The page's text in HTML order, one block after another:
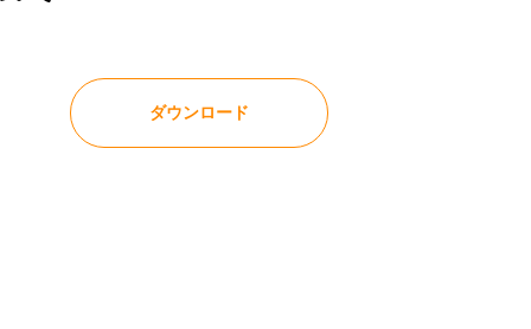
ダウンロード